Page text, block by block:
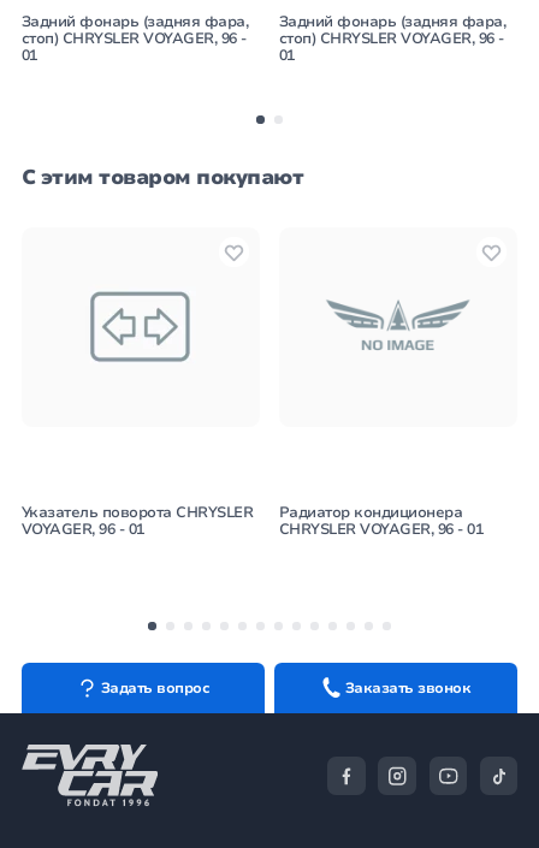
Задний фонарь (задняя фара,
стоп) CHRYSLER VOYAGER, 96 -
01
Задний фонарь (задняя фара,
стоп) CHRYSLER VOYAGER, 96 -
01
С этим товаром покупают
Указатель поворота CHRYSLER
VOYAGER, 96 - 01
Радиатор кондиционера
CHRYSLER VOYAGER, 96 - 01
Задать вопрос Заказать звонок